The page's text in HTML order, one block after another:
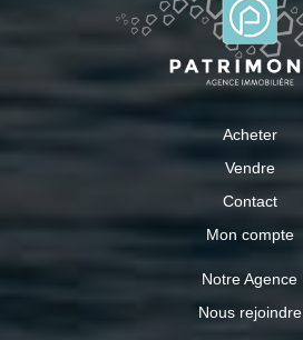
Acheter
Vendre
Contact
Mon compte
Notre Agence
Nous rejoindre